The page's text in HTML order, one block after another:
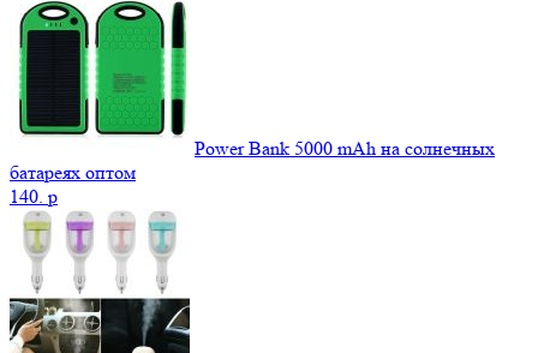
Power Bank 5000 mAh на солнечных
батареях оптом
140. p